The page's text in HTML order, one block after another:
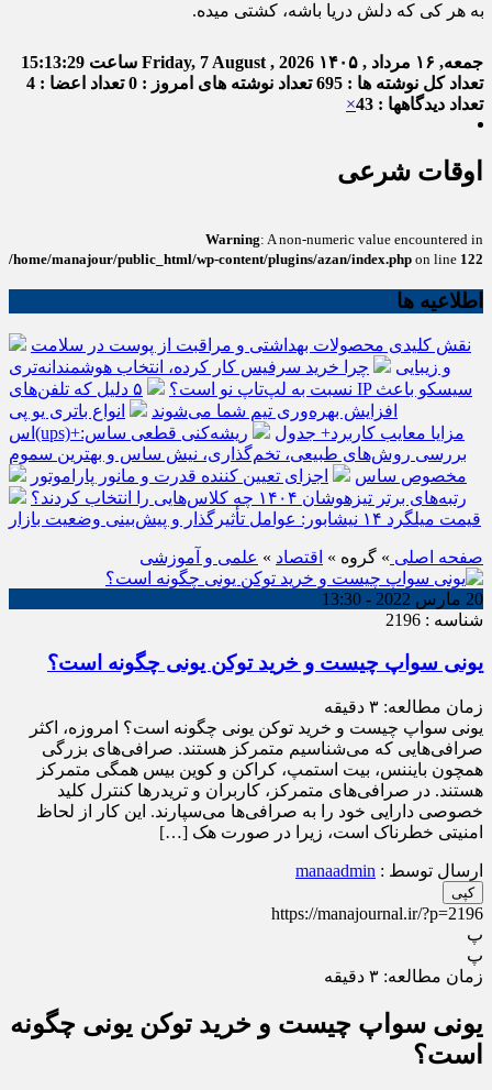
کی که دلش دریا باشه، کشتی میده.
جمعه, ۱۶ مرداد , ۱۴۰۵ Friday, 7 August , 2026 ساعت 15:13:29
تعداد کل نوشته ها : 695
تعداد نوشته های امروز : 0
تعداد اعضا : 4
تعداد دیدگاهها : 43
×
اوقات شرعی
Warning: A non-numeric value encountered in
/home/manajour/public_html/wp-content/plugins/azan/index.php on line 122
اطلاعیه ها
نقش کلیدی محصولات بهداشتی و مراقبت از پوست در سلامت
و زیبایی
چرا خرید سرفیس کار کرده، انتخاب هوشمندانه‌تری
نسبت به لپ‌تاپ نو است؟
۵ دلیل که تلفن‌های IP سیسکو باعث
افزایش بهره‌وری تیم شما می‌شوند
انواع باتری یو پی
اس(ups)+مزایا معایب کاربرد+ جدول
ریشه‌کنی قطعی ساس:
بررسی روش‌های طبیعی، تخم‌گذاری، نیش ساس و بهترین سموم
مخصوص ساس
اجزای تعیین کننده قدرت و مانور پاراموتور
رتبه‌های برتر تیزهوشان ۱۴۰۴ چه کلاس‌هایی را انتخاب کردند؟
قیمت میلگرد ۱۴ نیشابور: عوامل تأثیرگذار و پیش‌بینی وضعیت بازار
صفحه اصلی » گروه » اقتصاد » علمی و آموزشی
20 مارس 2022 - 13:30
شناسه : 2196
یونی سواپ چیست و خرید توکن یونی چگونه است؟
زمان مطالعه: ۳ دقیقه
یونی سواپ چیست و خرید توکن یونی چگونه است؟ امروزه، اکثر
صرافی‌هایی که می‌شناسیم متمرکز هستند. صرافی‌های بزرگی
همچون بایننس، بیت استمپ، کراکن و کوین بیس همگی متمرکز
هستند. در صرافی‌های متمرکز، کاربران و تریدرها کنترل کلید
خصوصی دارایی خود را به صرافی‌ها می‌سپارند. این کار از لحاظ
امنیتی خطرناک است، زیرا در صورت هک […]
ارسال توسط : manaadmin
کپی
https://manajournal.ir/?p=2196
پ
پ
زمان مطالعه: ۳ دقیقه
یونی سواپ چیست و خرید توکن یونی چگونه
است؟